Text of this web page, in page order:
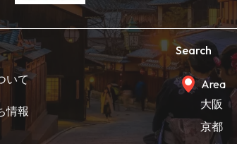
いて
情報
Search
Area
大阪
京都